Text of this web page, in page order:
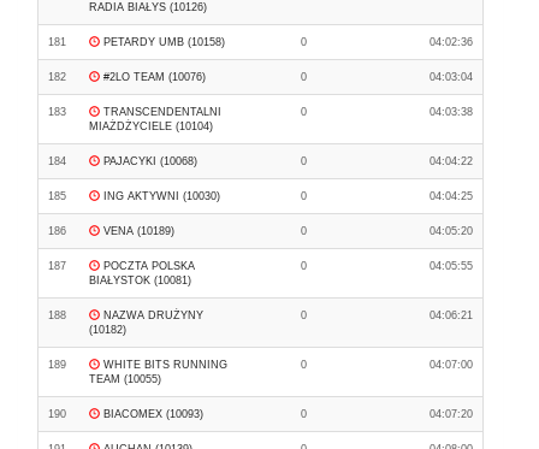
RADIA BIAŁYS (10126)
181 PETARDY UMB (10158) 0 04:02:36
182 #2LO TEAM (10076) 0 04:03:04
183
TRANSCENDENTALNI
MIAŻDŻYCIELE (10104)
0 04:03:38
184 PAJACYKI (10068) 0 04:04:22
185 ING AKTYWNI (10030) 0 04:04:25
186 VENA (10189) 0 04:05:20
187
POCZTA POLSKA
BIAŁYSTOK (10081)
0 04:05:55
188
NAZWA DRUŻYNY
(10182)
0 04:06:21
189
WHITE BITS RUNNING
TEAM (10055)
0 04:07:00
190 BIACOMEX (10093) 0 04:07:20